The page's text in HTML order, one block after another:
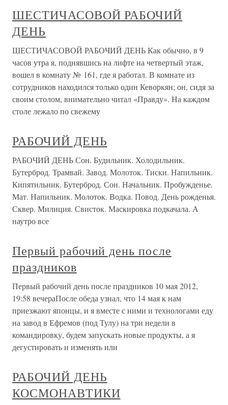
ШЕСТИЧАСОВОЙ РАБОЧИЙ
ДЕНЬ
ШЕСТИЧАСОВОЙ РАБОЧИЙ ДЕНЬ Как обычно, в 9
часов утра я, поднявшись на лифте на четвертый этаж,
вошел в комнату № 161, где я работал. В комнате из
сотрудников находился только один Кеворкян; он, сидя за
своим столом, внимательно читал «Правду». На каждом
столе лежало по свежему
РАБОЧИЙ ДЕНЬ
РАБОЧИЙ ДЕНЬ Сон. Будильник. Холодильник.
Бутерброд. Трамвай. Завод. Молоток. Тиски. Напильник.
Кипятильник. Бутерброд. Сон. Начальник. Пробужденье.
Мат. Напильник. Молоток. Водка. Повод. День рожденья.
Сквер. Милиция. Свисток. Маскировка подкачала. А
наутро все
Первый рабочий день после
праздников
Первый рабочий день после праздников 10 мая 2012,
19:58 вечераПосле обеда узнал, что 14 мая к нам
приезжают японцы, и я вместе с ними и технологами еду
на завод в Ефремов (под Тулу) на три недели в
командировку, будем запускать новые продукты, а я
дегустировать и изменять или
РАБОЧИЙ ДЕНЬ
КОСМОНАВТИКИ